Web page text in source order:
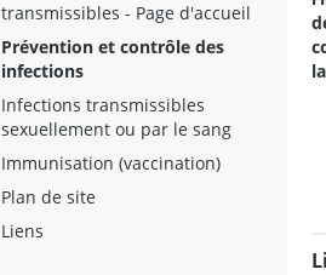
transmissibles - Page d'accueil
Prévention et contrôle des
infections
Infections transmissibles
sexuellement ou par le sang
Immunisation (vaccination)
Plan de site
Liens